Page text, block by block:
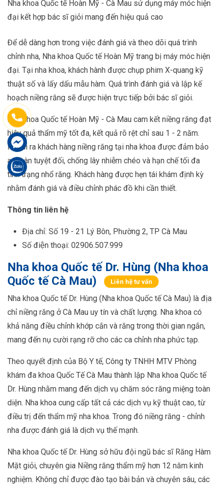
Nha khoa Quốc tế Hoàn Mỹ - Cà Mau sử dụng máy móc hiện
đại kết hợp bác sĩ giỏi mang đến hiệu quả cao
Để dễ dàng hơn trong việc đánh giá và theo dõi quá trình
chỉnh nha, Nha khoa Quốc tế Hoàn Mỹ trang bị máy móc hiện
đại. Tại nha khoa, khách hành được chụp phim X-quang kỹ
thuật số và lấy dấu mẫu hàm. Quá trình đánh giá và lập kế
hoạch niềng răng sẽ được hiện trực tiếp bởi bác sĩ giỏi.
Nha khoa Quốc tế Hoàn Mỹ - Cà Mau cam kết niềng răng đạt
hiệu quả thẩm mỹ tốt đa, kết quả rõ rệt chỉ sau 1 - 2 năm.
Ngoài ra khách hàng niềng răng tại nha khoa được đảm bảo
an toàn tuyệt đối, chống lây nhiễm chéo và hạn chế tối đa
tình trạng nhổ răng. Khách hàng được hẹn tái khám định kỳ
nhằm đánh giá và điều chỉnh phác đồ khi cần thiết.
Thông tin liên hệ
Địa chỉ: Số 19 - 21 Lý Bôn, Phường 2, TP Cà Mau
Số điện thoại: 02906.507.999
Nha khoa Quốc tế Dr. Hùng (Nha khoa
Quốc tế Cà Mau)
Liên hệ tư vấn
Nha khoa Quốc tế Dr. Hùng (Nha khoa Quốc tế Cà Mau) là địa
chỉ niềng răng ở Cà Mau uy tín và chất lượng. Nha khoa có
khả năng điều chỉnh khớp cắn và răng trong thời gian ngắn,
mang đến nụ cười rạng rỡ cho các ca chỉnh nha phức tạp.
Theo quyết định của Bộ Y tế, Công ty TNHH MTV Phòng
khám đa khoa Quốc Tế Cà Mau thành lập Nha khoa Quốc tế
Dr. Hùng nhằm mang đến dịch vụ chăm sóc răng miệng toàn
diện. Nha khoa cung cấp tất cả các dịch vụ kỹ thuật cao, từ
điều trị đến thẩm mỹ nha khoa. Trong đó niềng răng - chỉnh
nha được đánh giá là dịch vụ thế mạnh.
Nha khoa Quốc tế Dr. Hùng sở hữu đội ngũ bác sĩ Răng Hàm
Mặt giỏi, chuyên gia Niềng răng thẩm mỹ hơn 12 năm kinh
nghiệm. Không chỉ được đào tạo bài bản và chuyên sâu, các